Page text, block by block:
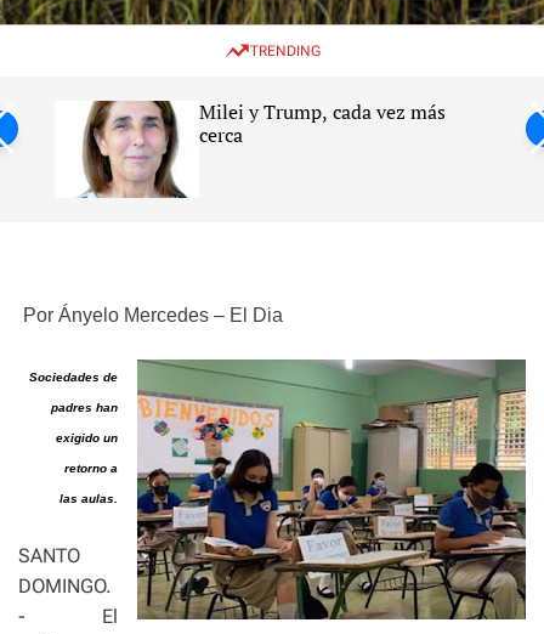
w
c
e
e
TRENDING
Milei y Trump, cada vez más
cerca
Por Ányelo Mercedes – El Dia
Sociedades de
padres han
exigido un
retorno a
las aulas.
SANTO
DOMINGO.
- El